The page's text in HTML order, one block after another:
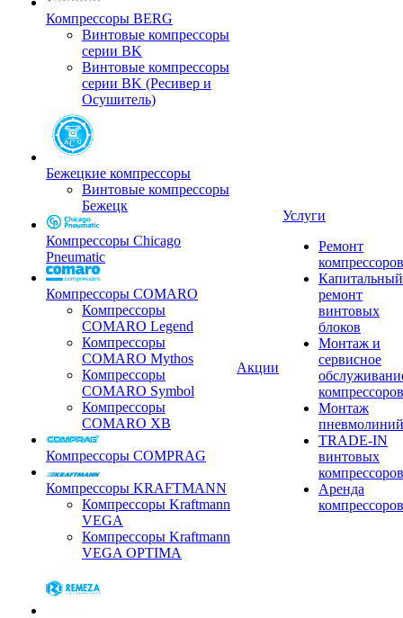
Компрессоры BERG
Винтовые компрессоры
серии BK
Винтовые компрессоры
серии BK (Ресивер и
Осушитель)
Бежецкие компрессоры
Винтовые компрессоры
Бежецк
Компрессоры Chicago
Pneumatic
Компрессоры COMARO
Компрессоры
COMARO Legend
Компрессоры
COMARO Mythos
Компрессоры
COMARO Symbol
Компрессоры
COMARO XB
Компрессоры COMPRAG
Компрессоры KRAFTMANN
Компрессоры Kraftmann
VEGA
Компрессоры Kraftmann
VEGA OPTIMA
Акции
Услуги
Ремонт
компрессоров
Капитальный
ремонт
винтовых
блоков
Монтаж и
сервисное
компрессоров
Монтаж
пневмолиний
TRADE-IN
винтовых
компрессоров
Аренда
компрессоров